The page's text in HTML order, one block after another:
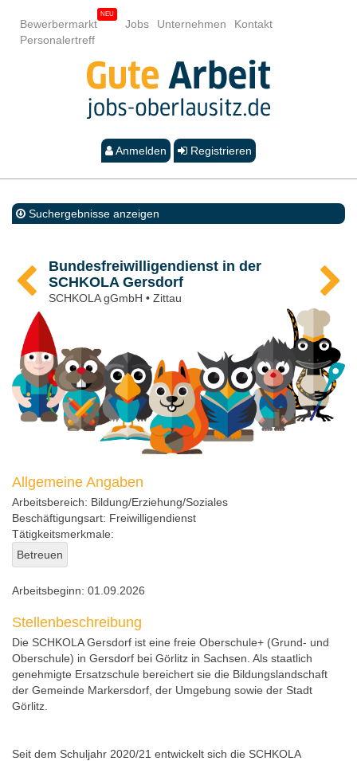
Bewerbermarkt Jobs Unternehmen
Kontakt
Personalertreff
Anmelden Registrieren
Suchergebnisse anzeigen
Bundesfreiwilligendienst in der
SCHKOLA Gersdorf
SCHKOLA gGmbH • Zittau
Allgemeine Angaben
Arbeitsbereich: Bildung/Erziehung/Soziales
Beschäftigungsart: Freiwilligendienst
Tätigkeitsmerkmale:
Betreuen
Arbeitsbeginn: 01.09.2026
Stellenbeschreibung
Die SCHKOLA Gersdorf ist eine freie Oberschule+ (Grund- und
Oberschule) in Gersdorf bei Görlitz in Sachsen. Als staatlich
genehmigte Ersatzschule bereichert sie die Bildungslandschaft
der Gemeinde Markersdorf, der Umgebung sowie der Stadt
Görlitz.
Seit dem Schuljahr 2020/21 entwickelt sich die SCHKOLA